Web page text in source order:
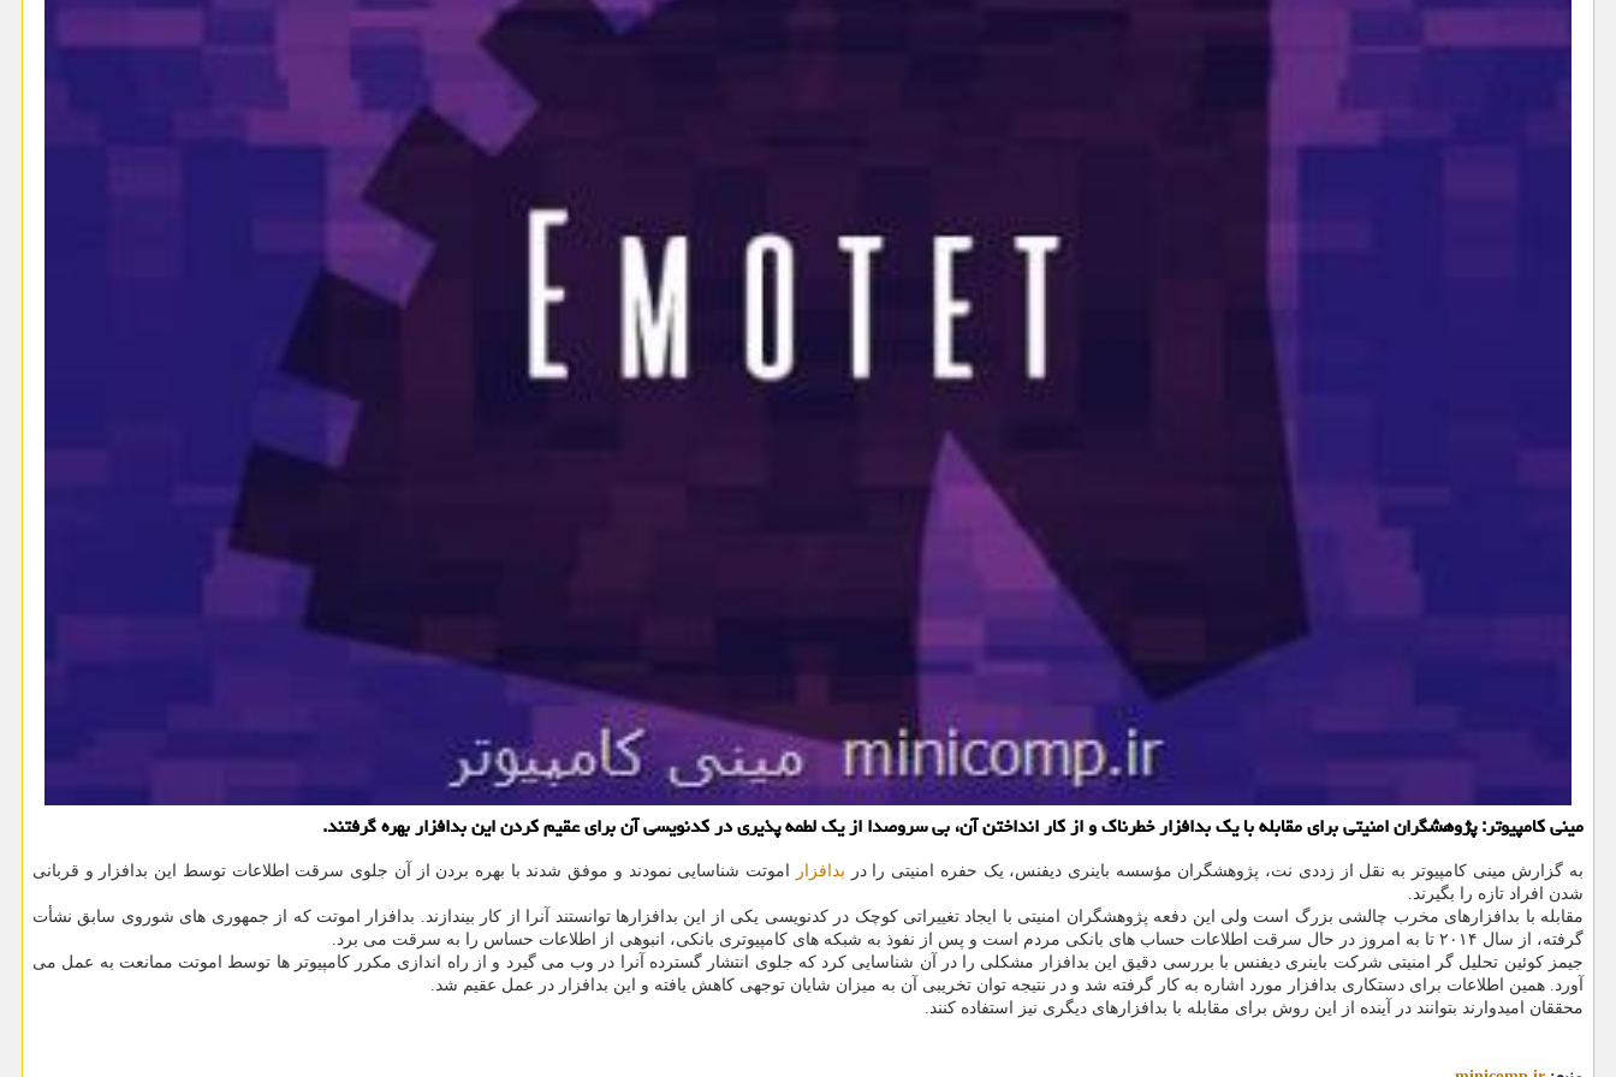
مینی كامپیوتر: پژوهشگران امنیتی برای مقابله با یك بدافزار خطرناك و از كار انداختن آن، بی سروصدا از یك لطمه پذیری در كدنویسی آن برای عقیم كردن این بدافزار بهره گرفتند.
به گزارش مینی کامپیوتر به نقل از زددی نت، پژوهشگران مؤسسه باینری دیفنس، یک حفره امنیتی را در بدافزار
اموتت شناسایی نمودند و موفق شدند با بهره بردن از آن جلوی سرقت اطلاعات توسط این بدافزار و قربانی
شدن افراد تازه را بگیرند.
مقابله با بدافزارهای مخرب چالشی بزرگ است ولی این دفعه پژوهشگران امنیتی با ایجاد تغییراتی کوچک در کدنویسی یکی از این بدافزارها توانستند آنرا از کار بیندازند. بدافزار اموتت که از جمهوری های شوروی سابق نشأت
گرفته، از سال ۲۰۱۴ تا به امروز در حال سرقت اطلاعات حساب های بانکی مردم است و پس از نفوذ به شبکه های کامپیوتری بانکی، انبوهی از اطلاعات حساس را به سرقت می برد.
جیمز کوئین تحلیل گر امنیتی شرکت باینری دیفنس با بررسی دقیق این بدافزار مشکلی را در آن شناسایی کرد که جلوی انتشار گسترده آنرا در وب می گیرد و از راه اندازی مکرر کامپیوتر ها توسط اموتت ممانعت به عمل می
آورد. همین اطلاعات برای دستکاری بدافزار مورد اشاره به کار گرفته شد و در نتیجه توان تخریبی آن به میزان شایان توجهی کاهش یافته و این بدافزار در عمل عقیم شد.
محققان امیدوارند بتوانند در آینده از این روش برای مقابله با بدافزارهای دیگری نیز استفاده کنند.